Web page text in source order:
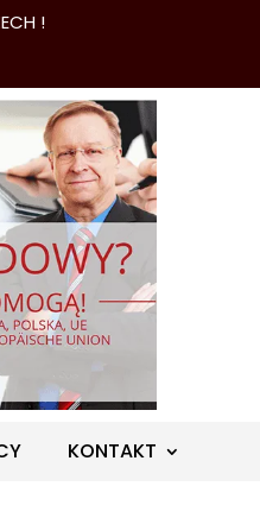
!
KONTAKT